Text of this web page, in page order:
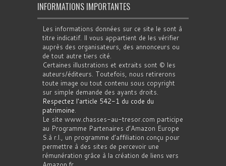
INFORMATIONS IMPORTANTES
Les informations données sur ce site le sont à
titre indicatif. Il vous appartient de les vérifier
auprès des organisateurs, des annonceurs ou
de tout autre tiers cité.
Certaines illustrations et extraits sont © les
auteurs/éditeurs. Toutefois, nous retirerons
toute image ou tout contenu sous copyright
sur simple demande des ayants droits.
Respectez l'article 542-1 du code du
patrimoine.
Le site www.chasses-au-tresor.com participe
au Programme Partenaires d’Amazon Europe
S.à r.l., un programme d’affiliation conçu pour
permettre à des sites de percevoir une
rémunération grâce à la création de liens vers